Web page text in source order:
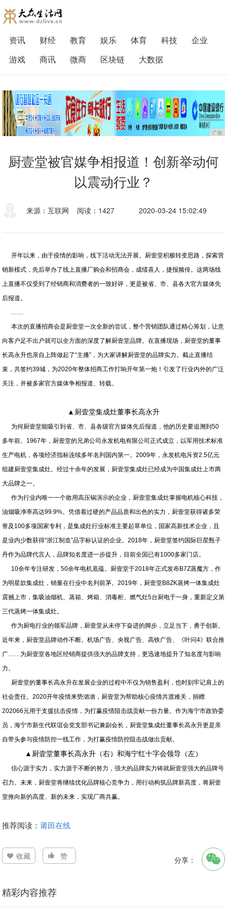
资讯 财经 教育 娱乐 体育 科技
企业
游戏
商讯 微商 区块链 大数据
广告
厨壹堂被官媒争相报道！创新举动何
以震动行业？
来源：互联网 阅读：1427 2020-03-24 15:02:49
开年以来，由于疫情的影响，线下活动无法开展。厨壹堂积极转变思路，探索营
销新模式，先后举办了线上直播厂购会和招商会，成绩喜人，捷报频传。这两场线
上直播不仅受到了经销商和消费者的一致好评，更是被省、市、县各大官方媒体先
后报道。
……
本次的直播招商会是厨壹堂一次全新的尝试，整个营销团队通过精心筹划，让意
向客户足不出户就可以全方面的深度了解厨壹堂品牌。在直播现场，厨壹堂的董事
长高永升也亲自上阵做起了“主播”，为大家讲解厨壹堂的品牌实力。截止直播结
束，共签约39城，为2020年整体招商工作打响开年第一炮！引发了行业内外的广泛
关注，并被多家官方媒体争相报道、转载。
▲厨壹堂集成灶董事长高永升
为何厨壹堂能吸引到省、市、县各级官方媒体先后报道，他的历史要追溯到50
多年前。1967年，厨壹堂的兄弟公司永发机电有限公司正式成立，以军用技术标准
生产电机，各项经济指标连续多年名列国内第一。2009年，永发机电斥资2.5亿元
组建厨壹堂集成灶。经过十余年的发展，厨壹堂集成灶已经成为中国集成灶上市两
大品牌之一。
作为行业内唯一一个敢用高压锅演示的企业，厨壹堂集成灶掌握电机核心科技，
油烟吸净率高达99.9%。凭借着过硬的产品品质和出色的实力，厨壹堂获得诸多荣
誉及100多项国家专利，是集成灶行业标准主要起草单位，国家高新技术企业，且
是业内少数获得“浙江制造”品字标认证的企业。2018年，厨壹堂签约国际巨星甄子
丹作为品牌代言人，品牌知名度进一步提升，目前全国已有1000多家门店。
10余年专注研发，50余年电机底蕴。厨壹堂于2018年正式发布B7Z蒸魔方，作
为明星款集成灶，销量在行业中名列前茅。2019年，厨壹堂B8ZK蒸烤一体集成灶
震撼上市，集吸油烟机、蒸箱、烤箱、消毒柜、燃气灶5台厨电于一身，重新定义第
三代蒸烤一体集成灶。
作为厨电行业的领军品牌，厨壹堂从未停下奋进的脚步，立足当下，勇于创新。
近年来，厨壹堂品牌动作不断。机场广告、央视广告、高铁广告、《叶问4》联合推
广……为厨壹堂各地区经销商提供强大的品牌支持，更迅速地提升了知名度与影响
力。
厨壹堂的董事长高永升在发展企业的过程中不仅为销售盈利，也时刻牢记肩上的
社会责任。2020开年疫情来势汹汹，厨壹堂为帮助核心疫情共渡难关，捐赠
202066元用于支援抗击疫情，为打赢疫情阻击战贡献一份力量。作为海宁市政协委
员，海宁市新生代联谊会党支部书记兼副会长，厨壹堂集成灶董事长高永升更是亲
自带头参与疫情防控一线工作，为打赢疫情防控阻击战做出贡献。
▲厨壹堂董事长高永升（右）和海宁红十字会领导（左）
信心源于实力，实力源于不断的努力，强大的品牌实力铸就厨壹堂强大的品牌号
召力。未来，厨壹堂将继续优化品牌核心竞争力，用行动构筑品牌新高度，将厨壹
堂推向新的高度、新的未来，实现厂商共赢。
推荐阅读：莆田在线
收藏 赞 分享：
精彩内容推荐